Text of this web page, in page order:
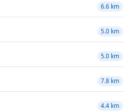
6.6 km
5.0 km
5.0 km
7.8 km
4.4 km